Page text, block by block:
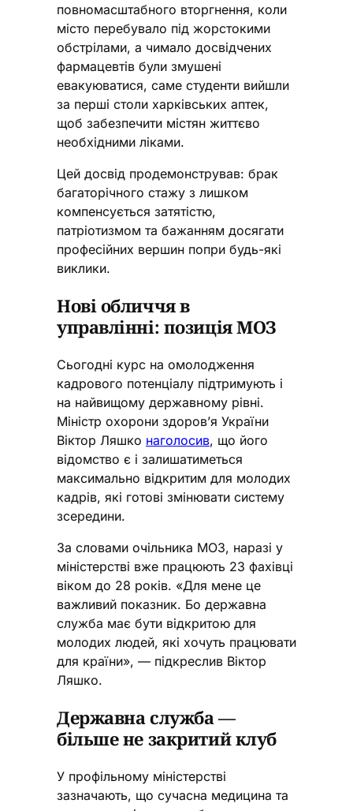
повномасштабного вторгнення, коли
місто перебувало під жорстокими
обстрілами, а чимало досвідчених
фармацевтів були змушені
евакуюватися, саме студенти вийшли
за перші столи харківських аптек,
щоб забезпечити містян життєво
необхідними ліками.
Цей досвід продемонстрував: брак
багаторічного стажу з лишком
компенсується затятістю,
патріотизмом та бажанням досягати
професійних вершин попри будь-які
виклики.
Нові обличчя в
управлінні: позиція МОЗ
Сьогодні курс на омолодження
кадрового потенціалу підтримують і
на найвищому державному рівні.
Міністр охорони здоров’я України
Віктор Ляшко наголосив, що його
відомство є і залишатиметься
максимально відкритим для молодих
кадрів, які готові змінювати систему
зсередини.
За словами очільника МОЗ, наразі у
міністерстві вже працюють 23 фахівці
віком до 28 років. «Для мене це
важливий показник. Бо державна
служба має бути відкритою для
молодих людей, які хочуть працювати
для країни», — підкреслив Віктор
Ляшко.
Державна служба —
більше не закритий клуб
У профільному міністерстві
зазначають, що сучасна медицина та